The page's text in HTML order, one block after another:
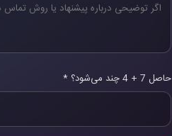
حاصل 7 + 4 چند می‌شود؟ *